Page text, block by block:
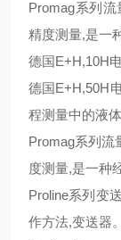
Promag系列
精度测量,是一
德国E+H,10H
德国E+H,50H
程测量中的液
Promag系列流
度测量,是一种
Proline系列变
作方法,变送器。